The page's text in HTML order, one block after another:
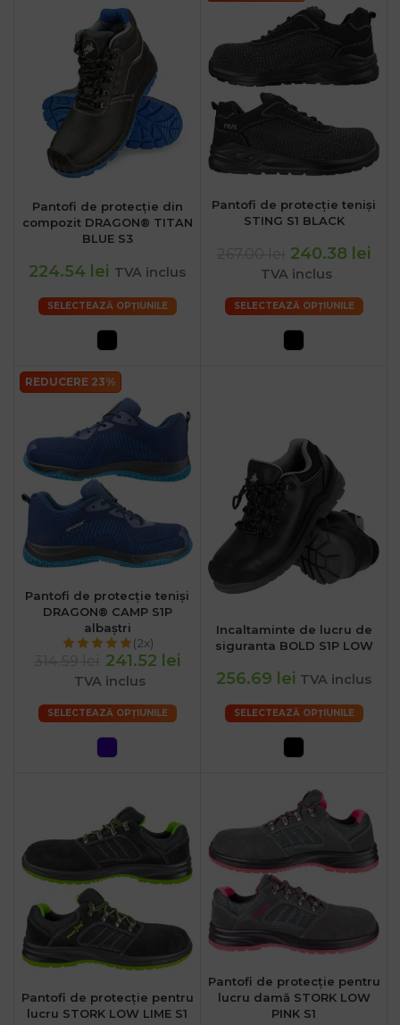
Pantofi de protecție din
compozit DRAGON® TITAN
BLUE S3
224.54 lei TVA inclus
SELECTEAZĂ OPȚIUNILE
Pantofi de protecție teniși
STING S1 BLACK
240.38 lei
TVA inclus
SELECTEAZĂ OPȚIUNILE
REDUCERE 23%
Pantofi de protecție teniși
DRAGON® CAMP S1P
albaștri
(2x)
241.52 lei
TVA inclus
SELECTEAZĂ OPȚIUNILE
Incaltaminte de lucru de
siguranta BOLD S1P LOW
256.69 lei TVA inclus
SELECTEAZĂ OPȚIUNILE
Pantofi de protecție pentru
lucru STORK LOW LIME S1
Pantofi de protecție pentru
lucru damă STORK LOW
PINK S1